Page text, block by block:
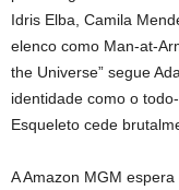
Idris Elba, Camila
elenco como Man-at-
the Universe” segue
identidade como o
Esqueleto cede
A Amazon MGM